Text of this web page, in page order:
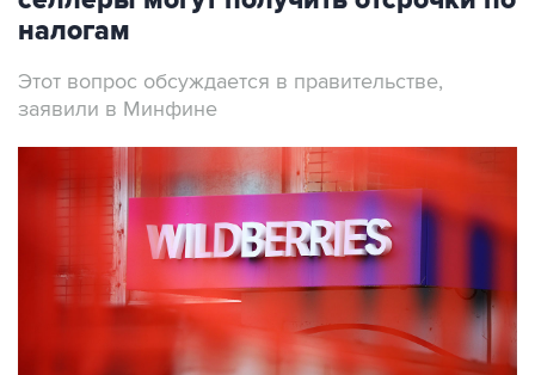
Этот вопрос обсуждается в правительстве,